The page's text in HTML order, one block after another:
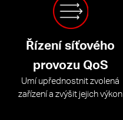
Řízení síťového
provozu QoS
Umí upřednostnit zvolená
zařízení a zvýšit jejich výkon